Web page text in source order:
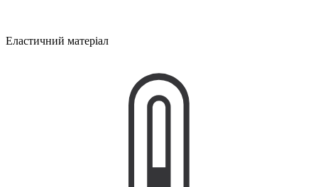
Еластичний матеріал